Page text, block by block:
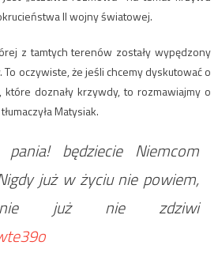
II wojny światowej.
z tamtych terenów zostały wypędzony
To oczywiste, że jeśli chcemy dyskutować o
które doznały krzywdy, to rozmawiajmy o
Matysiak.
będziecie Niemcom
już w życiu nie powiem,
już nie zdziwi